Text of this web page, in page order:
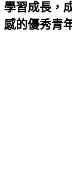
學習成長，
感的優秀青